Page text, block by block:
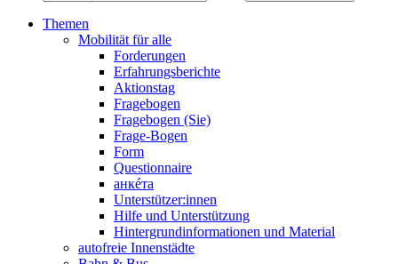
Themen
Mobilität für alle
Forderungen
Erfahrungsberichte
Aktionstag
Fragebogen
Fragebogen (Sie)
Frage-Bogen
Form
Questionnaire
анкéта
Unterstützer:innen
Hilfe und Unterstützung
Hintergrundinformationen und Material
autofreie Innenstädte